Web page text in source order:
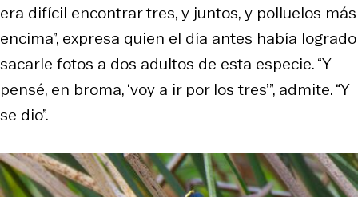
era difícil encontrar tres, y juntos, y polluelos más
encima”, expresa quien el día antes había logrado
sacarle fotos a dos adultos de esta especie. “Y
pensé, en broma, ‘voy a ir por los tres’”, admite. “Y
se dio”.